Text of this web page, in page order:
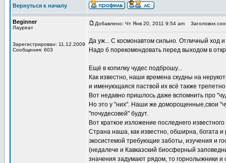
Вернуться к началу
Beginner
Лауреат
Зарегистрирован: 11.12.2009
Сообщения: 603
Добавлено: Чт Янв 20, 2011 9:54 am Заголовок
Да уж... С космонавтом сильно. Отличный ход
Надо б порекомендовать перед выходом в
Ещё в копилку чудес подброшу...
Как известно, наши времена скудны на
и именующаяся паствой их всё также
Вот недавно пришлось даже вспомнить про
Но это у "них". Наши же доморощенные,свои
"почудесовей" будут.
Вот краткое изложение последнего
Страна наша, как известно, обширна, богата
экосистемой требующие заботы, изучения и
(недалече и Кавказский биосферный
значения задумают рядом, то горнолыжники и